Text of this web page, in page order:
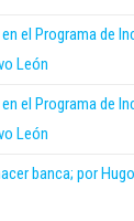
el Programa de
León
el Programa de
León
banca; por